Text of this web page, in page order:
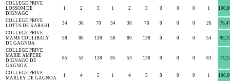
COLLEGE PRIVE
LOSSOM DE
DIGNAGO
1 2 3 1 2 3 0 0 0 1
COLLEGE PRIVE
LOTUS DE KARAHI
34 36 70 34 36 70 0 0 0 26
COLLEGE PRIVE
MAME COULIBALY
DE GAGNOA
58 80 138 58 80 138 0 0 0 54
COLLEGE PRIVE
MARIE AMPERE
DIGNAGO DE
GAGNOA
85 53 138 85 53 138 0 0 0 63
COLLEGE PRIVE
MARLEY DE GAGNOA
1 4 5 1 4 5 0 0 0 1